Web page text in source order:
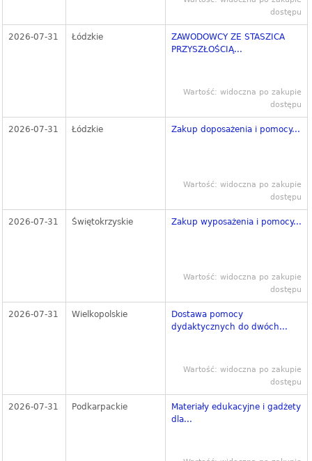
dostępu
2026-07-31 Łódzkie
ZAWODOWCY ZE STASZICA
PRZYSZŁOŚCIĄ...
Wartość: widoczna po zakupie
dostępu
2026-07-31 Łódzkie Zakup doposażenia i pomocy...
Wartość: widoczna po zakupie
dostępu
2026-07-31 Świętokrzyskie Zakup wyposażenia i pomocy...
Wartość: widoczna po zakupie
dostępu
2026-07-31 Wielkopolskie
Dostawa pomocy
dydaktycznych do dwóch...
Wartość: widoczna po zakupie
dostępu
2026-07-31 Podkarpackie
Materiały edukacyjne i gadżety
dla...